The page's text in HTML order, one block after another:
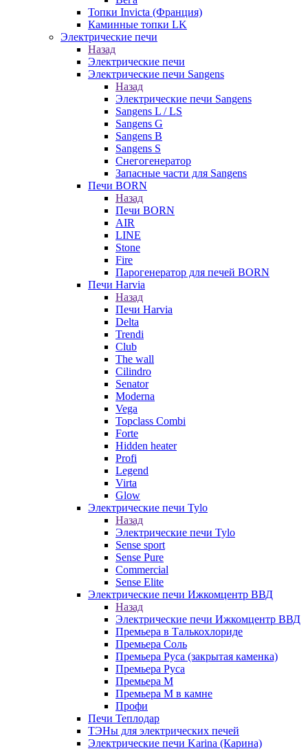
Топки Invicta (Франция)
Каминные топки LK
Электрические печи
Назад
Электрические печи
Электрические печи Sangens
Назад
Электрические печи Sangens
Sangens L / LS
Sangens G
Sangens B
Sangens S
Снегогенератор
Запасные части для Sangens
Печи BORN
Назад
Печи BORN
AIR
LINE
Stone
Fire
Парогенератор для печей BORN
Печи Harvia
Назад
Печи Harvia
Delta
Trendi
Club
The wall
Cilindro
Senator
Moderna
Vega
Topclass Combi
Forte
Hidden heater
Profi
Legend
Virta
Glow
Электрические печи Tylo
Назад
Электрические печи Tylo
Sense sport
Sense Pure
Commercial
Sense Elite
Электрические печи Ижкомцентр ВВД
Назад
Электрические печи Ижкомцентр ВВД
Премьера в Талькохлориде
Премьера Cоль
Премьера Руса (закрытая каменка)
Премьера Руса
Премьера М
Премьера М в камне
Профи
Печи Теплодар
ТЭНы для электрических печей
Электрические печи Karina (Карина)